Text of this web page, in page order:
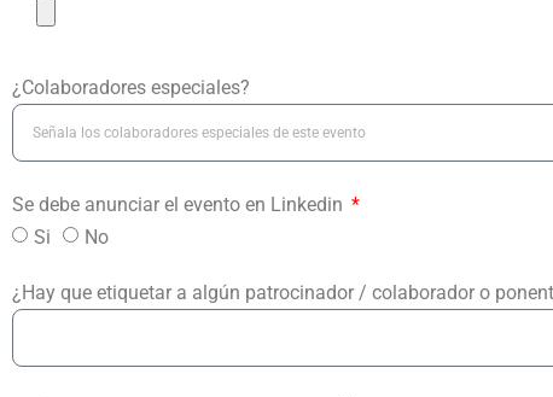
¿Colaboradores especiales?
Se debe anunciar el evento en Linkedin
Si
No
¿Hay que etiquetar a algún patrocinador / colaborador o